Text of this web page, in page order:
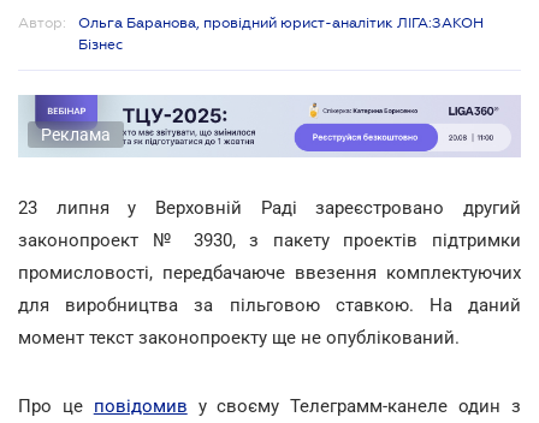
Автор:
Ольга Баранова, провідний юрист-аналітик ЛІГА:ЗАКОН
Бізнес
Реклама
23 липня у Верховній Раді зареєстровано другий
законопроект № 3930, з пакету проектів підтримки
промисловості, передбачаюче ввезення комплектуючих
для виробництва за пільговою ставкою. На даний
момент текст законопроекту ще не опублікований.
Про це повідомив у своєму Телеграмм-канеле один з